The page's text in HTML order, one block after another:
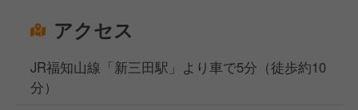
アクセス
JR福知山線「新三田駅」より車で5分（徒歩約10
分）